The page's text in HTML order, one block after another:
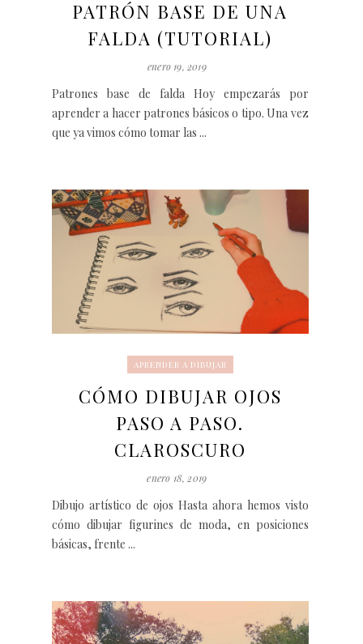
PATRÓN BASE DE UNA
FALDA (TUTORIAL)
enero 19, 2019
Patrones base de falda Hoy empezarás por
aprender a hacer patrones básicos o tipo. Una vez
que ya vimos cómo tomar las ...
APRENDER A DIBUJAR
CÓMO DIBUJAR OJOS
PASO A PASO.
CLAROSCURO
enero 18, 2019
Dibujo artístico de ojos Hasta ahora hemos visto
cómo dibujar figurines de moda, en posiciones
básicas, frente ...